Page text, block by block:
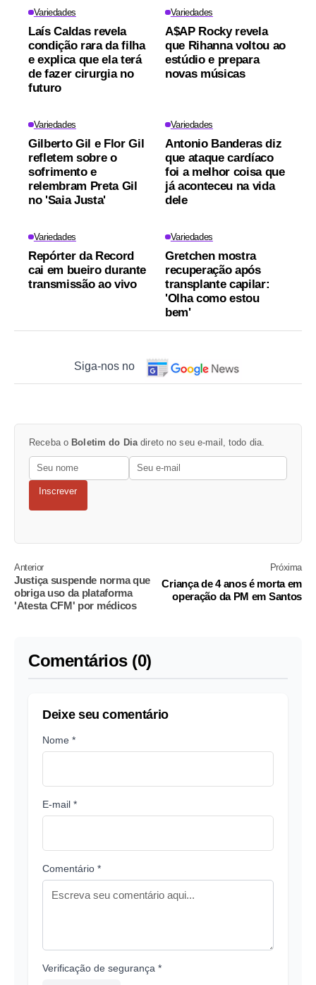
Variedades
Laís Caldas revela
condição rara da filha
e explica que ela terá
de fazer cirurgia no
futuro
Variedades
A$AP Rocky revela
que Rihanna voltou ao
estúdio e prepara
novas músicas
Variedades
Gilberto Gil e Flor Gil
refletem sobre o
sofrimento e
relembram Preta Gil
no 'Saia Justa'
Variedades
Antonio Banderas diz
que ataque cardíaco
foi a melhor coisa que
já aconteceu na vida
dele
Variedades
Repórter da Record
cai em bueiro durante
transmissão ao vivo
Variedades
Gretchen mostra
recuperação após
transplante capilar:
'Olha como estou
bem'
Siga-nos no
Receba o Boletim do Diadireto no seu e-mail, todo dia.
Inscrever
Anterior
Justiça suspende norma que
obriga uso da plataforma
'Atesta CFM' por médicos
Próxima
Criança de 4 anos é morta em
operação da PM em Santos
Comentários (0)
Deixe seu comentário
Nome *
E-mail *
Comentário *
Verificação de segurança *